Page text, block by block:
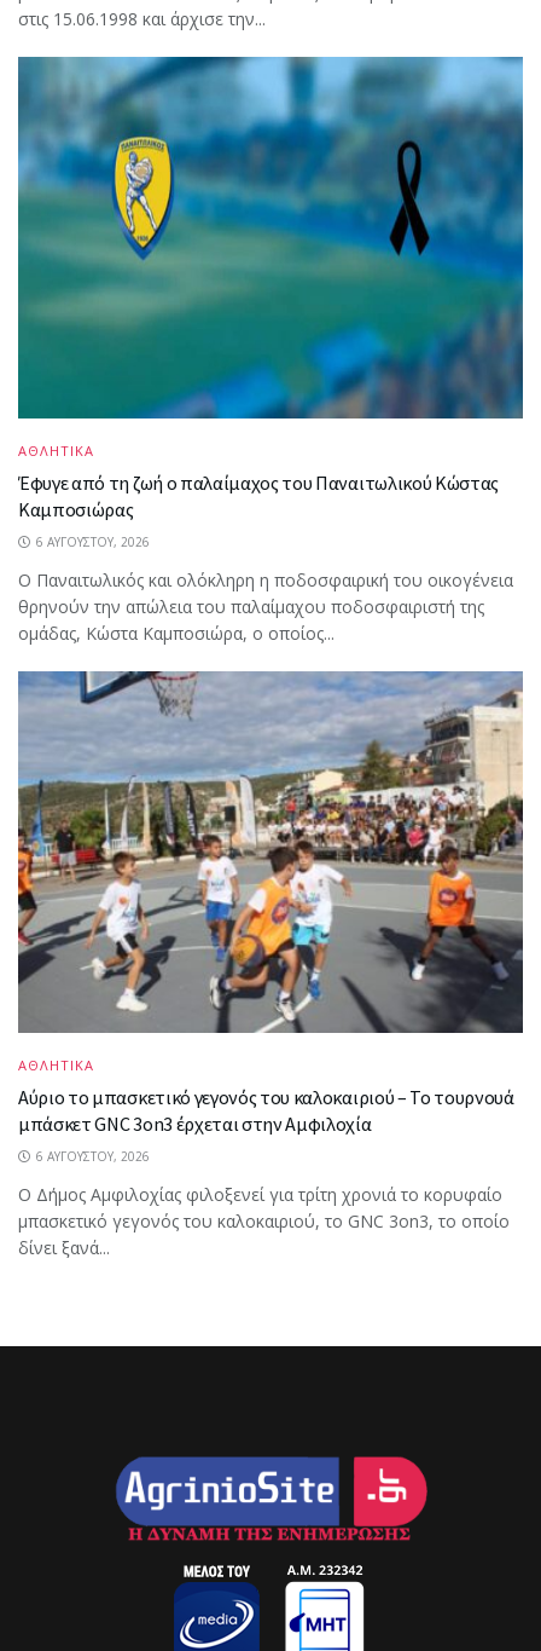
στις 15.06.1998 και άρχισε την...
ΑΘΛΗΤΙΚΑ
Έφυγε από τη ζωή ο παλαίμαχος του Παναιτωλικού Κώστας
Καμποσιώρας
6 ΑΥΓΟΎΣΤΟΥ, 2026
Ο Παναιτωλικός και ολόκληρη η ποδοσφαιρική του οικογένεια
θρηνούν την απώλεια του παλαίμαχου ποδοσφαιριστή της
ομάδας, Κώστα Καμποσιώρα, ο οποίος...
ΑΘΛΗΤΙΚΑ
Αύριο το μπασκετικό γεγονός του καλοκαιριού – Το τουρνουά
μπάσκετ GNC 3on3 έρχεται στην Αμφιλοχία
6 ΑΥΓΟΎΣΤΟΥ, 2026
Ο Δήμος Αμφιλοχίας φιλοξενεί για τρίτη χρονιά το κορυφαίο
μπασκετικό γεγονός του καλοκαιριού, το GNC 3on3, το οποίο
δίνει ξανά...